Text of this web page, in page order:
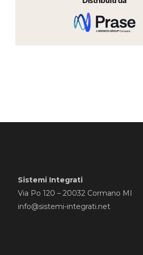
Sistemi Integrati
Via Po 120 – 20032 Cormano MI
info@sistemi-integrati.net